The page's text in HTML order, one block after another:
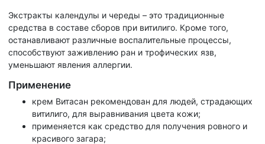
Экстракты календулы и череды – это традиционные
средства в составе сборов при витилиго. Кроме того,
останавливают различные воспалительные процессы,
способствуют заживлению ран и трофических язв,
уменьшают явления аллергии.
Применение
крем Витасан рекомендован для людей, страдающих
витилиго, для выравнивания цвета кожи;
применяется как средство для получения ровного и
красивого загара;